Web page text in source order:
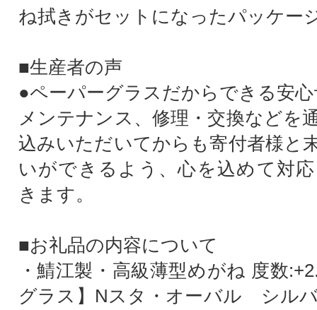
ね拭きがセットになったパッケー
■生産者の声
●ペーパーグラスだからできる安
メンテナンス、修理・交換などを
込みいただいてからも寄付者様と
いができるよう、心を込めて対
きます。
■お礼品の内容について
・鯖江製・高級薄型めがね 度数
グラス】Nスタ・オーバル シル